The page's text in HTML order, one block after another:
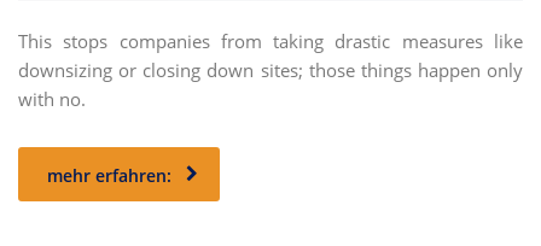
This stops companies from taking drastic measures like
downsizing or closing down sites; those things happen only
with no.
mehr erfahren: